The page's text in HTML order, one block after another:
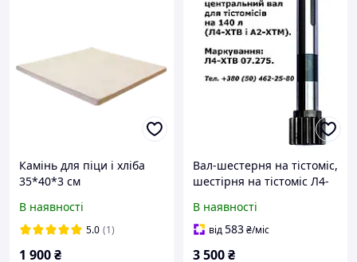
Камінь для піци і хліба
35*40*3 см
В наявності
5.0 (1)
1 900₴
Вал-шестерня на тістоміс,
шестірня на тістоміс Л4-
А2-ХТМ
В наявності
від583₴/міс
3 500₴